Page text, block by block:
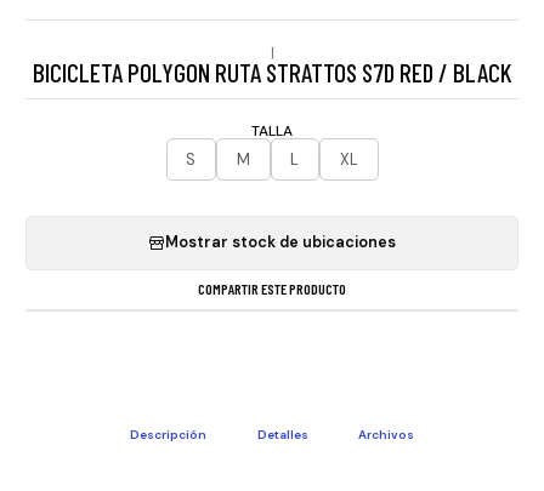
|
BICICLETA POLYGON RUTA STRATTOS S7D RED / BLACK
TALLA
S
M L XL
Mostrar stock de ubicaciones
COMPARTIR ESTE PRODUCTO
Descripción Detalles Archivos